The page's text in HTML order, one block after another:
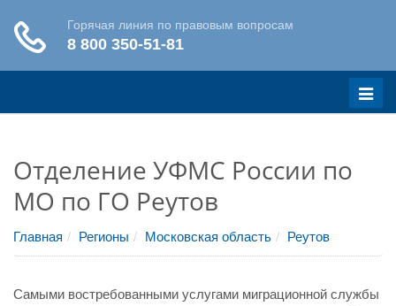
Меню
Отделение УФМС России по
МО по ГО Реутов
Главная Регионы Московская область Реутов
Самыми востребованными услугами миграционной службы